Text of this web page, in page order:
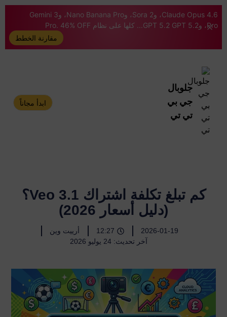
Claude Opus 4.6، وSora 2، وNano Banana Pro، وGemini 3
Pro، وGPT 5.2 GPT 5.2... كلها على نظام Pro. 46% OFF
مقارنة الخطط
جلوبال
جي بي
تي تي
ابدأ مجاناً
كم تبلغ تكلفة اشتراك Veo 3.1؟
(دليل أسعار 2026)
2026-01-19
12:27
أرييت وين
آخر تحديث: 24 يوليو 2026